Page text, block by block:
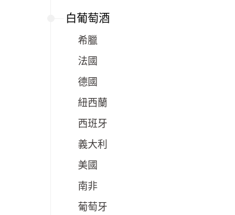
白葡萄酒
希臘
法國
德國
紐西蘭
西班牙
義大利
美國
南非
葡萄牙